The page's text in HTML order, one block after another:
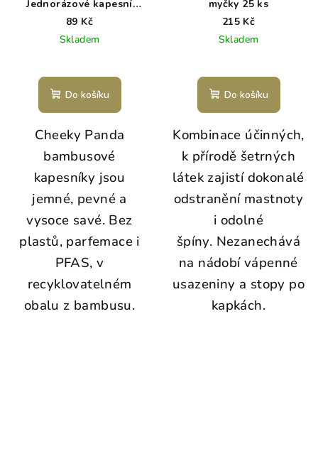
Jednorázové kapesní
bambusové kapesníky bílé
3 vrstvé balení 8 ks
89 Kč
Skladem
Do košíku
Cheeky Panda
bambusové
kapesníky jsou
jemné, pevné a
vysoce savé. Bez
plastů, parfemace i
PFAS, v
recyklovatelném
obalu z bambusu.
myčky 25 ks
215 Kč
Skladem
Do košíku
Kombinace účinných,
k přírodě šetrných
látek zajistí dokonalé
odstranění mastnoty
i odolné
špíny. Nezanechává
na nádobí vápenné
usazeniny a stopy po
kapkách.